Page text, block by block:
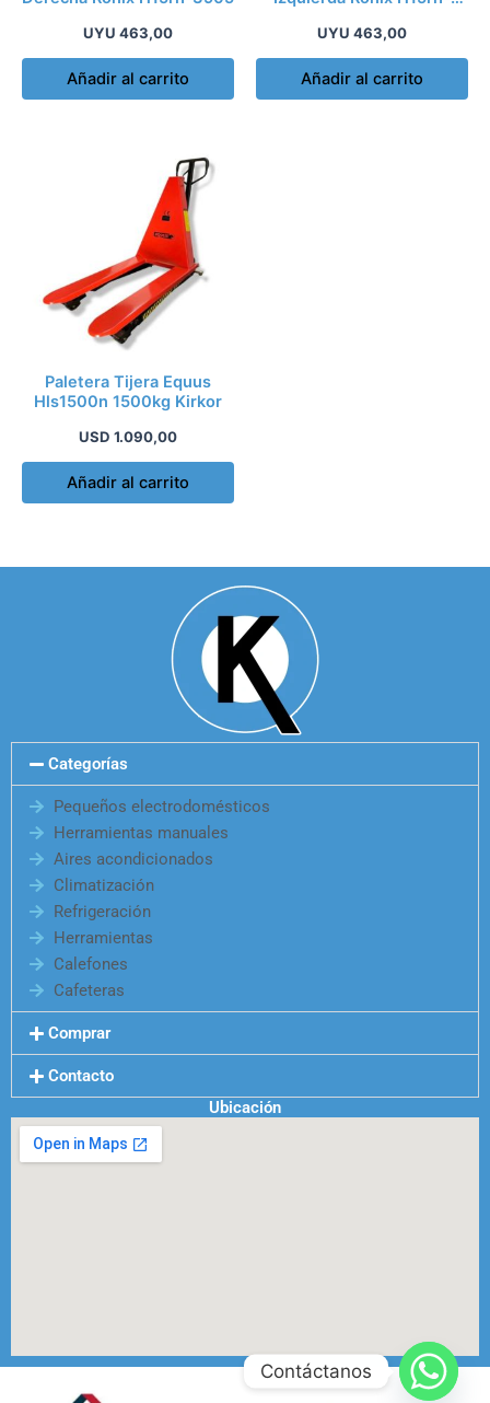
UYU 463,00
Añadir al carrito
UYU 463,00
Añadir al carrito
Paletera Tijera Equus
Hls1500n 1500kg Kirkor
USD 1.090,00
Añadir al carrito
Categorías
Pequeños electrodomésticos
Herramientas manuales
Aires acondicionados
Climatización
Refrigeración
Herramientas
Calefones
Cafeteras
Comprar
Contacto
Ubicación
Contáctanos